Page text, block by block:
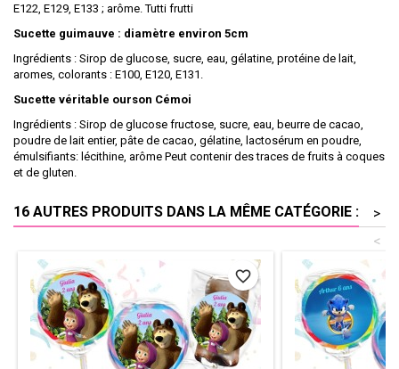
E122, E129, E133 ; arôme. Tutti frutti
Sucette guimauve : diamètre environ 5cm
Ingrédients : Sirop de glucose, sucre, eau, gélatine, protéine de lait,
aromes, colorants : E100, E120, E131.
Sucette véritable ourson Cémoi
Ingrédients : Sirop de glucose fructose, sucre, eau, beurre de cacao,
poudre de lait entier, pâte de cacao, gélatine, lactosérum en poudre,
émulsifiants: lécithine, arôme Peut contenir des traces de fruits à coques
et de gluten.
16 AUTRES PRODUITS DANS LA MÊME CATÉGORIE :
>
<
favorite_border